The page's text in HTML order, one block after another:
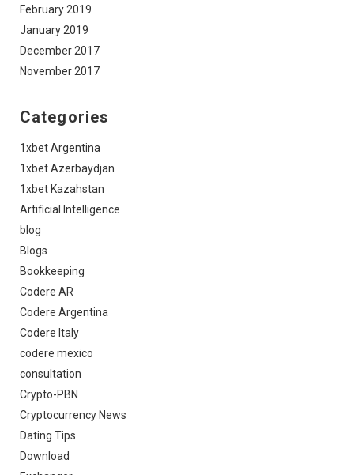
February 2019
January 2019
December 2017
November 2017
Categories
1xbet Argentina
1xbet Azerbaydjan
1xbet Kazahstan
Artificial Intelligence
blog
Blogs
Bookkeeping
Codere AR
Codere Argentina
Codere Italy
codere mexico
consultation
Crypto-PBN
Cryptocurrency News
Dating Tips
Download